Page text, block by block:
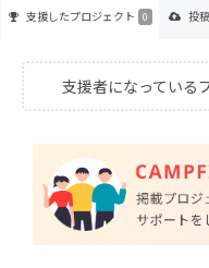
支援したプロジェクト 0 投
支援者になっている